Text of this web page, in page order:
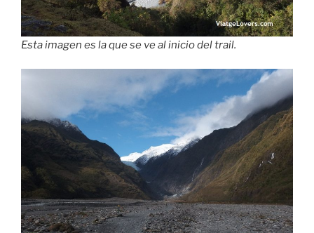
Esta imagen es la que se ve al inicio del trail.